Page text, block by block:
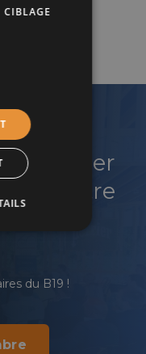
croître
du B19 !
CIBLAGE